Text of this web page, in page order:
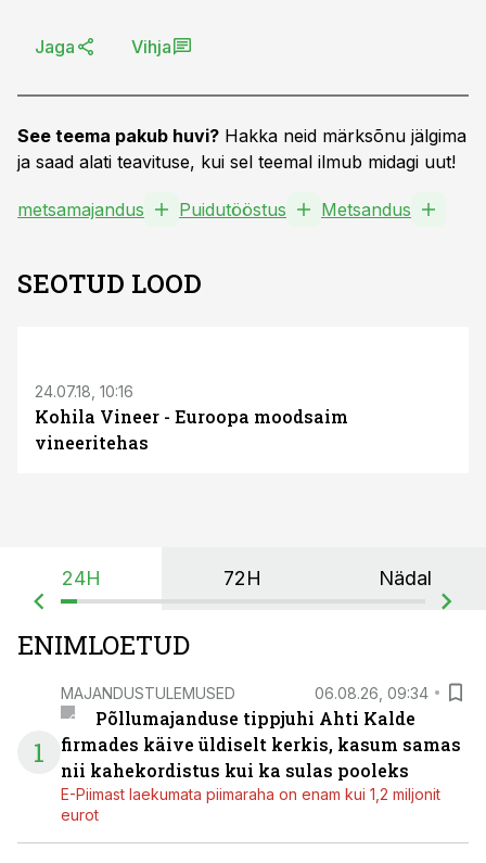
Jaga Vihja
See teema pakub huvi? Hakka neid märksõnu jälgima
ja saad alati teavituse, kui sel teemal ilmub midagi uut!
metsamajandus Puidutööstus Metsandus
SEOTUD LOOD
24.07.18, 10:16
Kohila Vineer - Euroopa moodsaim
vineeritehas
24H 72H Nädal
ENIMLOETUD
1
MAJANDUSTULEMUSED 06.08.26, 09:34
Põllumajanduse tippjuhi Ahti Kalde
firmades käive üldiselt kerkis, kasum samas
nii kahekordistus kui ka sulas pooleks
E-Piimast laekumata piimaraha on enam kui 1,2 miljonit
eurot